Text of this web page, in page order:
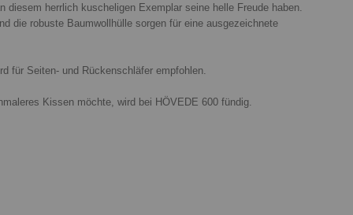
diesem herrlich kuscheligen Exemplar seine helle Freude haben.
die robuste Baumwollhülle sorgen für eine ausgezeichnete
für Seiten- und Rückenschläfer empfohlen.
Kissen möchte, wird bei HÖVEDE 600 fündig.